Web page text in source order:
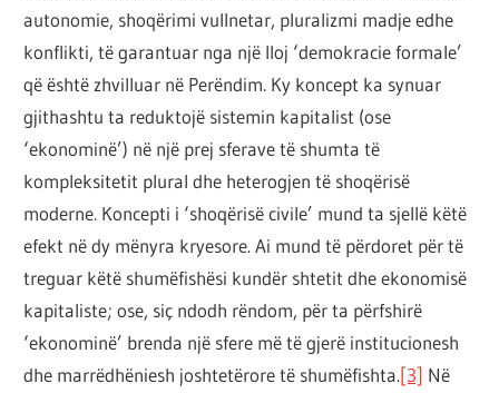
autonomie, shoqërimi vullnetar, pluralizmi madje edhe
konflikti, të garantuar nga një lloj ‘demokracie formale’
që është zhvilluar në Perëndim. Ky koncept ka synuar
gjithashtu ta reduktojë sistemin kapitalist (ose
‘ekonominë’) në një prej sferave të shumta të
kompleksitetit plural dhe heterogjen të shoqërisë
moderne. Koncepti i ‘shoqërisë civile’ mund ta sjellë këtë
efekt në dy mënyra kryesore. Ai mund të përdoret për të
treguar këtë shumëfishësi kundër shtetit dhe ekonomisë
kapitaliste; ose, siç ndodh rëndom, për ta përfshirë
‘ekonominë’ brenda një sfere më të gjerë institucionesh
dhe marrëdhëniesh joshtetërore të shumëfishta.[3] Në